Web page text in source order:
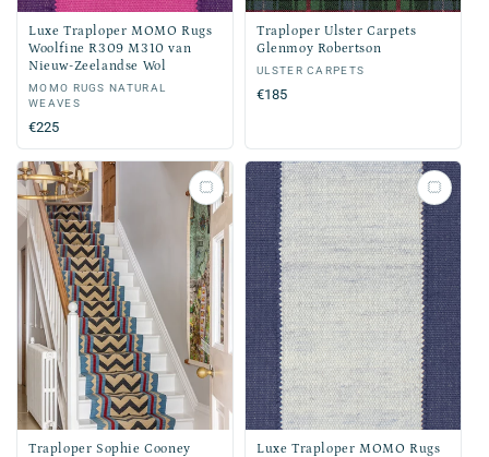
Luxe Traploper MOMO Rugs
Woolfine R309 M310 van
Nieuw-Zeelandse Wol
Verkoper:
MOMO RUGS NATURAL
WEAVES
Normale
prijs
€225
Traploper Ulster Carpets
Glenmoy Robertson
Verkoper:
ULSTER CARPETS
Normale
€185
Traploper Sophie Cooney
Luxe Traploper MOMO Rugs